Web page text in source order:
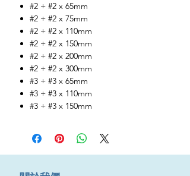
#2 + #2 x 65mm
#2 + #2 x 75mm
#2 + #2 x 110mm
#2 + #2 x 150mm
#2 + #2 x 200mm
#2 + #2 x 300mm
#3 + #3 x 65mm
#3 + #3 x 110mm
#3 + #3 x 150mm